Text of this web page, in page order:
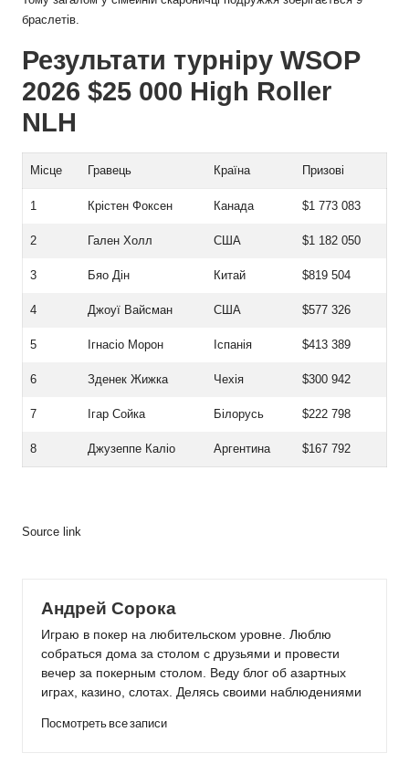
браслетів.
Результати турніру WSOP
2026 $25 000 High Roller
NLH
Місце Гравець Країна Призові
1 Крістен Фоксен Канада $1 773 083
2 Гален Холл США $1 182 050
3 Бяо Дін Китай $819 504
4 Джоуї Вайсман США $577 326
5 Ігнасіо Морон Іспанія $413 389
6 Зденек Жижка Чехія $300 942
7 Ігар Сойка Білорусь $222 798
8 Джузеппе Каліо Аргентина $167 792
Source link
Андрей Сорока
Играю в покер на любительском уровне. Люблю
собраться дома за столом с друзьями и провести
вечер за покерным столом. Веду блог об азартных
играх, казино, слотах. Делясь своими наблюдениями
Посмотреть все записи